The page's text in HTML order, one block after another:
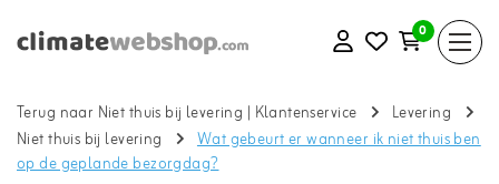
0
Terug naar Niet thuis bij levering | Klantenservice
Levering
Niet thuis bij levering
Wat gebeurt er wanneer ik niet thuis ben
op de geplande bezorgdag?